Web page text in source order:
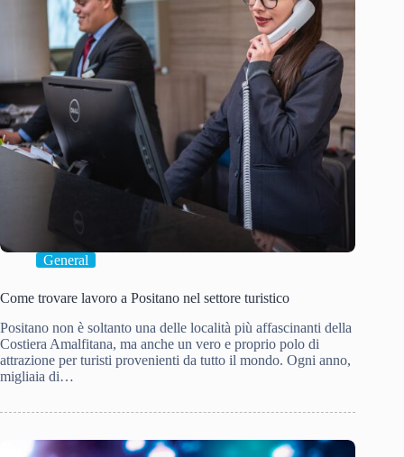
General
Come trovare lavoro a Positano nel settore turistico
Positano non è soltanto una delle località più affascinanti della
Costiera Amalfitana, ma anche un vero e proprio polo di
attrazione per turisti provenienti da tutto il mondo. Ogni anno,
migliaia di…